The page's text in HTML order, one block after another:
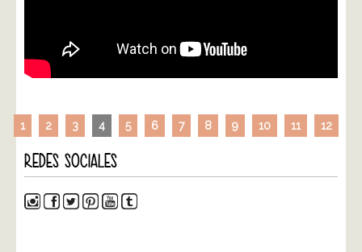
1 2 3 4 5 6 7 8 9 10 11 12
REDES SOCIALES